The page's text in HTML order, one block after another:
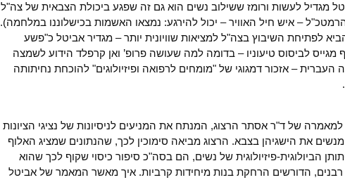
מגדיל לעשות ורומז ששילוב נשים הוא גם זה שפגע ביכולת הצבאית של צה"ל
– איש חיל האוויר – יכול להירגע: נמצאו האשמות בכישלוננו במלחמה).
לפתיחת השיבוץ בצה"ל למציאות שוויונית יותר – מגדיר אביטל כ"פשע
מגייס לביסוס טיעוניו – בדומה למה שעושה פרופ’ ואן קרפלד הידוע לשמצה
העברית – אזכור דמגוגי של "מומחים לרפואה ופיזיולוגים" להוכחת נחיתותה
של ד"ר אסתר הרצוג, המנתח את המניעים לניסיונות של נציגי הציונות
את הישגיהן בצבא. הרצוג מביאה סימוכין לכך, שהנתונים שמציג האלוף
הביולוגית-פיזיולוגית של נשים, הם בסה"כ סיפור כיסוי שקוף לכך שהוא
הדורשים הרחקת בנות מיחידות קרביות. איך מאשר המאמר של אביטל